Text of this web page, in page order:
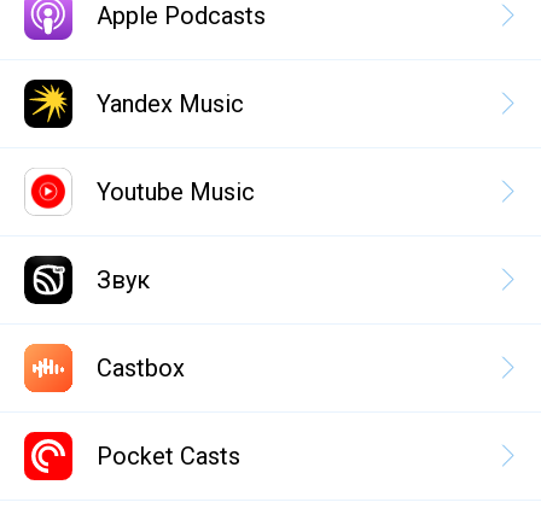
Apple Podcasts
Yandex Music
Youtube Music
Звук
Castbox
Pocket Casts